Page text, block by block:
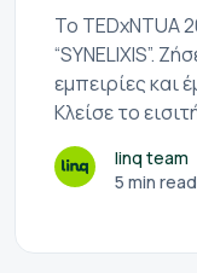
Το TEDxNTUA
“SYNELIXIS”.
εμπειρίες και
Κλείσε το
linq team
5 min read